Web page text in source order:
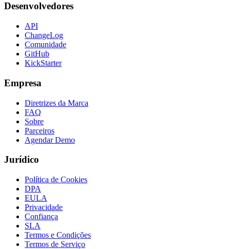
Desenvolvedores
API
ChangeLog
Comunidade
GitHub
KickStarter
Empresa
Diretrizes da Marca
FAQ
Sobre
Parceiros
Agendar Demo
Jurídico
Política de Cookies
DPA
EULA
Privacidade
Confiança
SLA
Termos e Condições
Termos de Serviço